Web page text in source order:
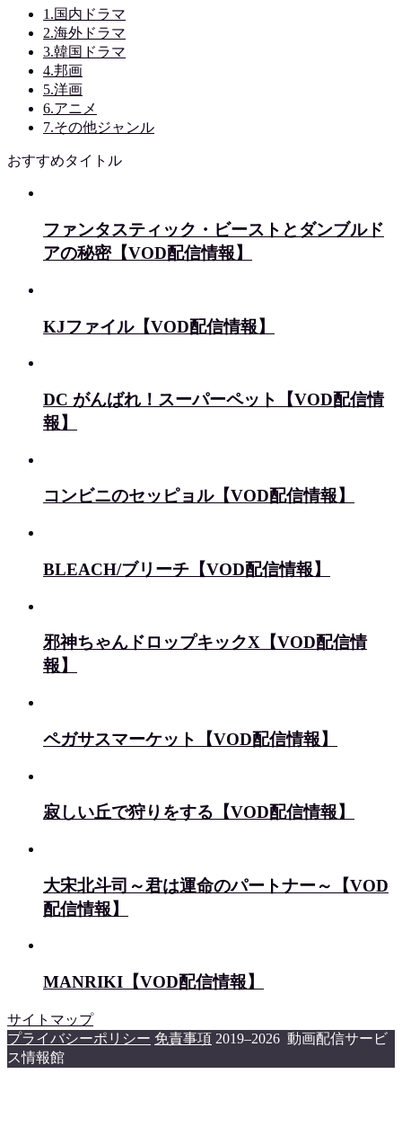
1.国内ドラマ
2.海外ドラマ
3.韓国ドラマ
4.邦画
5.洋画
6.アニメ
7.その他ジャンル
おすすめタイトル
ファンタスティック・ビーストとダンブルド
アの秘密【VOD配信情報】
KJファイル【VOD配信情報】
DC がんばれ！スーパーペット【VOD配信情
報】
コンビニのセッピョル【VOD配信情報】
BLEACH/ブリーチ【VOD配信情報】
邪神ちゃんドロップキックX【VOD配信情
報】
ペガサスマーケット【VOD配信情報】
寂しい丘で狩りをする【VOD配信情報】
大宋北斗司～君は運命のパートナー～【VOD
配信情報】
MANRIKI【VOD配信情報】
サイトマップ
プライバシーポリシー 免責事項 2019–2026 動画配信サービ
ス情報館